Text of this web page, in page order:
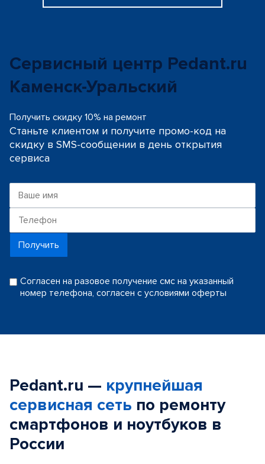
Сервисный центр Pedant.ru
Каменск-Уральский
Получить скидку 10% на ремонт
Станьте клиентом и получите промо-код на
скидку в SMS-сообщении в день открытия
сервиса
Получить
Согласен на разовое получение смс на указанный
номер телефона, согласен с условиями оферты
Pedant.ru — крупнейшая
сервисная сеть по ремонту
смартфонов и ноутбуков в
России